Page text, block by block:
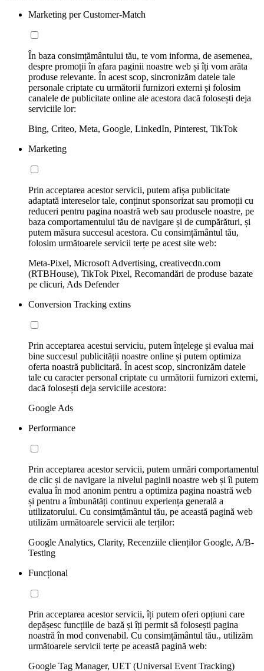
Marketing per Customer-Match
În baza consimțământului tău, te vom informa, de asemenea,
despre promoții în afara paginii noastre web și îți vom arăta
produse relevante. În acest scop, sincronizăm datele tale
personale criptate cu următorii furnizori externi și folosim
canalele de publicitate online ale acestora dacă folosești deja
serviciile lor:
Bing, Criteo, Meta, Google, LinkedIn, Pinterest, TikTok
Marketing
Prin acceptarea acestor servicii, putem afișa publicitate
adaptată intereselor tale, conținut sponsorizat sau promoții cu
reduceri pentru pagina noastră web sau produsele noastre, pe
baza comportamentului tău de navigare și de cumpărături, și
putem măsura succesul acestora. Cu consimțământul tău,
folosim următoarele servicii terțe pe acest site web:
Meta-Pixel, Microsoft Advertising, creativecdn.com
(RTBHouse), TikTok Pixel, Recomandări de produse bazate
pe clicuri, Ads Defender
Conversion Tracking extins
Prin acceptarea acestui serviciu, putem înțelege și evalua mai
bine succesul publicității noastre online și putem optimiza
oferta noastră publicitară. În acest scop, sincronizăm datele
tale cu caracter personal criptate cu următorii furnizori externi,
dacă folosești deja serviciile acestora:
Google Ads
Performance
Prin acceptarea acestor servicii, putem urmări comportamentul
de clic și de navigare la nivelul paginii noastre web și îl putem
evalua în mod anonim pentru a optimiza pagina noastră web
și pentru a îmbunătăți continuu experiența generală a
utilizatorului. Cu consimțământul tău, pe această pagină web
utilizăm următoarele servicii ale terților:
Google Analytics, Clarity, Recenziile clienților Google, A/B-
Testing
Funcțional
Prin acceptarea acestor servicii, îți putem oferi opțiuni care
depășesc funcțiile de bază și îți permit să folosești pagina
noastră în mod convenabil. Cu consimțământul tău., utilizăm
următoarele servicii terțe pe această pagină web:
Google Tag Manager, UET (Universal Event Tracking)